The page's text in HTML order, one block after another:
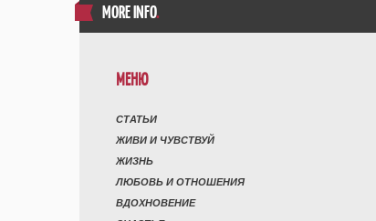
MORE INFO.
МЕНЮ
СТАТЬИ
ЖИВИ И ЧУВСТВУЙ
ЖИЗНЬ
ЛЮБОВЬ И ОТНОШЕНИЯ
ВДОХНОВЕНИЕ